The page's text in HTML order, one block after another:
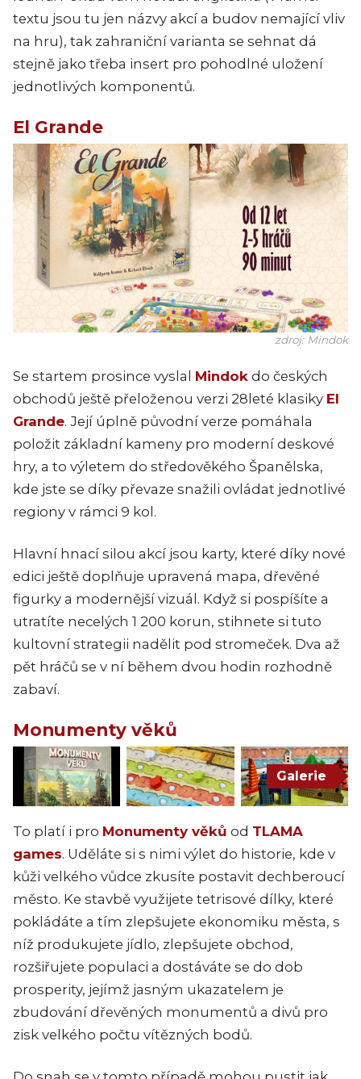
textu jsou tu jen názvy akcí a budov nemající vliv
na hru), tak zahraniční varianta se sehnat dá
stejně jako třeba insert pro pohodlné uložení
jednotlivých komponentů.
El Grande
zdroj: Mindok
Se startem prosince vyslal Mindok do českých
obchodů ještě přeloženou verzi 28leté klasiky El
Grande. Její úplně původní verze pomáhala
položit základní kameny pro moderní deskové
hry, a to výletem do středověkého Španělska,
kde jste se díky převaze snažili ovládat jednotlivé
regiony v rámci 9 kol.
Hlavní hnací silou akcí jsou karty, které díky nové
edici ještě doplňuje upravená mapa, dřevěné
figurky a modernější vizuál. Když si pospíšíte a
utratíte necelých 1 200 korun, stihnete si tuto
kultovní strategii nadělit pod stromeček. Dva až
pět hráčů se v ní během dvou hodin rozhodně
zabaví.
Monumenty věků
Galerie
To platí i pro Monumenty věků od TLAMA
games. Uděláte si s nimi výlet do historie, kde v
kůži velkého vůdce zkusíte postavit dechberoucí
město. Ke stavbě využijete tetrisové dílky, které
pokládáte a tím zlepšujete ekonomiku města, s
níž produkujete jídlo, zlepšujete obchod,
rozšiřujete populaci a dostáváte se do dob
prosperity, jejímž jasným ukazatelem je
zbudování dřevěných monumentů a divů pro
zisk velkého počtu vítězných bodů.